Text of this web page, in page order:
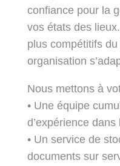
confiance pour la
vos états des
plus compétitifs
organisation
Nous mettons à
• Une équipe
d’expérience
• Un service de
documents sur